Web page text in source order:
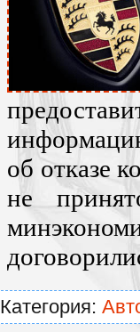
об отказе
не
Категория: